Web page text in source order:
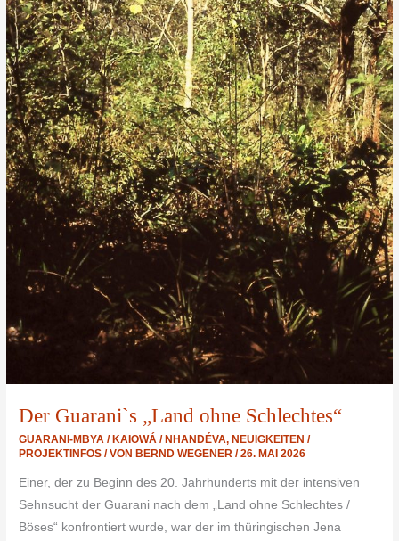
Der Guarani`s „Land ohne Schlechtes“
GUARANI-MBYA / KAIOWÁ / NHANDÉVA, NEUIGKEITEN /
PROJEKTINFOS / VON BERND WEGENER/26. MAI 2026
Einer, der zu Beginn des 20. Jahrhunderts mit der intensiven
Sehnsucht der Guarani nach dem „Land ohne Schlechtes /
Böses“ konfrontiert wurde, war der im thüringischen Jena